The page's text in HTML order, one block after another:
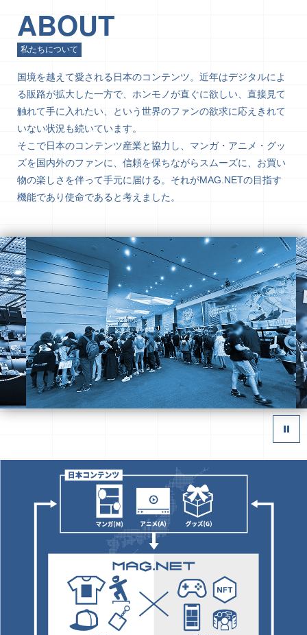
ABOUT
私たちについて
国境を越えて愛される日本のコンテンツ。近年はデジタルによ
る販路が拡大した一方で、ホンモノが直ぐに欲しい、直接見て
触れて手に入れたい、という世界のファンの欲求に応えきれて
いない状況も続いています。
そこで日本のコンテンツ産業と協力し、マンガ・アニメ・グッ
ズを国内外のファンに、信頼を保ちながらスムーズに、お買い
物の楽しさを伴って手元に届ける。それがMAG.NETの目指す
機能であり使命であると考えました。